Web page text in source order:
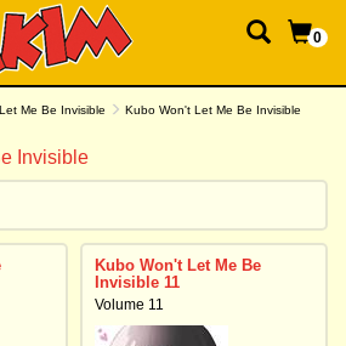
0
Me Be Invisible Kubo Won't Let Me Be Invisible
Invisible
Kubo Won't Let Me Be
Invisible 11
Volume 11